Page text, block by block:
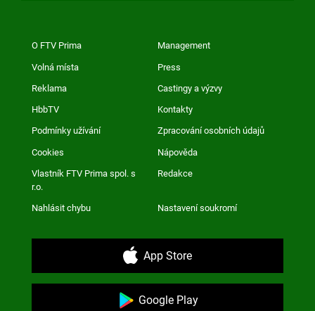
O FTV Prima Management
Volná místa Press
Reklama Castingy a výzvy
HbbTV Kontakty
Podmínky užívání Zpracování osobních údajů
Cookies Nápověda
Vlastník FTV Prima spol. s
r.o.
Redakce
Nahlásit chybu Nastavení soukromí
App Store
Google Play